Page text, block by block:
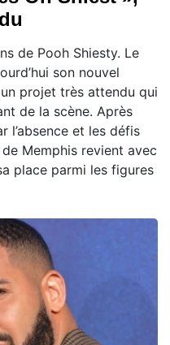
de Pooh Shiesty. Le
son nouvel
projet très attendu qui
de la scène. Après
l’absence et les défis
Memphis revient avec
place parmi les figures